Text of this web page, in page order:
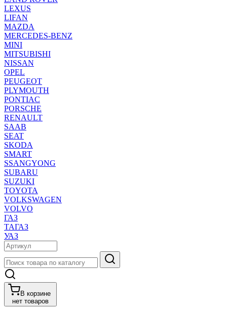
LEXUS
LIFAN
MAZDA
MERCEDES-BENZ
MINI
MITSUBISHI
NISSAN
OPEL
PEUGEOT
PLYMOUTH
PONTIAC
PORSCHE
RENAULT
SAAB
SEAT
SKODA
SMART
SSANGYONG
SUBARU
SUZUKI
TOYOTA
VOLKSWAGEN
VOLVO
ГАЗ
ТАГАЗ
УАЗ
В корзине
нет товаров